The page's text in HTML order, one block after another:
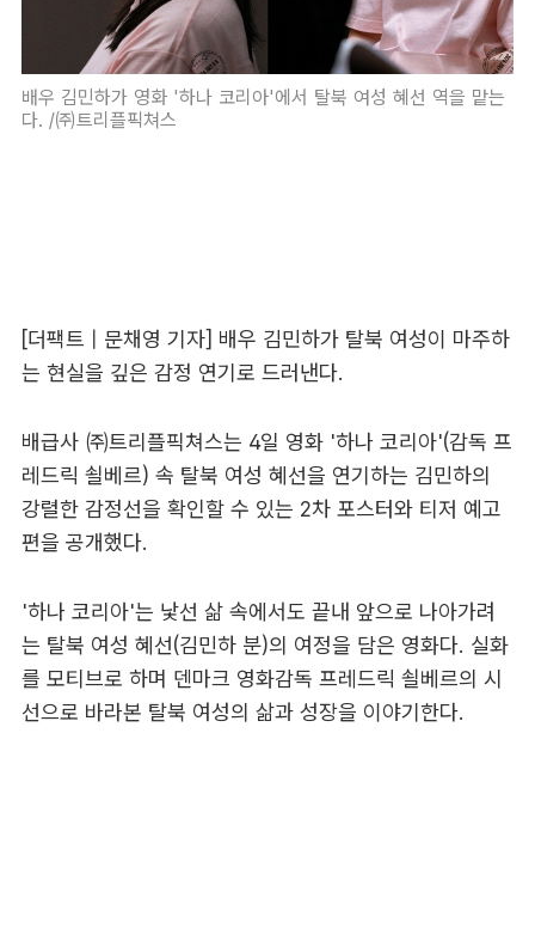
배우 김민하가 영화 '하나 코리아'에서 탈북 여성 혜선 역을 맡는
다. /㈜트리플픽쳐스
[더팩트 | 문채영 기자] 배우 김민하가 탈북 여성이 마주하
는 현실을 깊은 감정 연기로 드러낸다.
배급사 ㈜트리플픽쳐스는 4일 영화 '하나 코리아'(감독 프
레드릭 쇨베르) 속 탈북 여성 혜선을 연기하는 김민하의
강렬한 감정선을 확인할 수 있는 2차 포스터와 티저 예고
편을 공개했다.
'하나 코리아'는 낯선 삶 속에서도 끝내 앞으로 나아가려
는 탈북 여성 혜선(김민하 분)의 여정을 담은 영화다. 실화
를 모티브로 하며 덴마크 영화감독 프레드릭 쇨베르의 시
선으로 바라본 탈북 여성의 삶과 성장을 이야기한다.